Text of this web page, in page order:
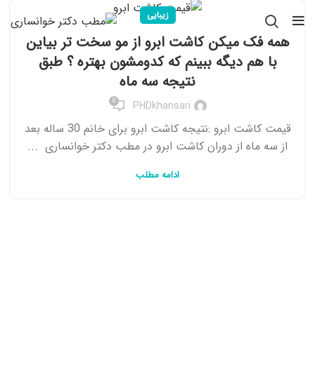
زیبایی
همه فک میکن کاشت ابرو از مو سخت تر بیاین
با هم دیگه ببینم که کدومشون بهتره ؟ طبق
نتیجه سه ماه
PHDkhansari
0
قیمت کاشت ابرو :نتیجه کاشت ابرو برای خانم 30 ساله بعد
از سه ماه از دوران کاشت ابرو در مطب دکتر خوانساری ...
ادامه مطلب